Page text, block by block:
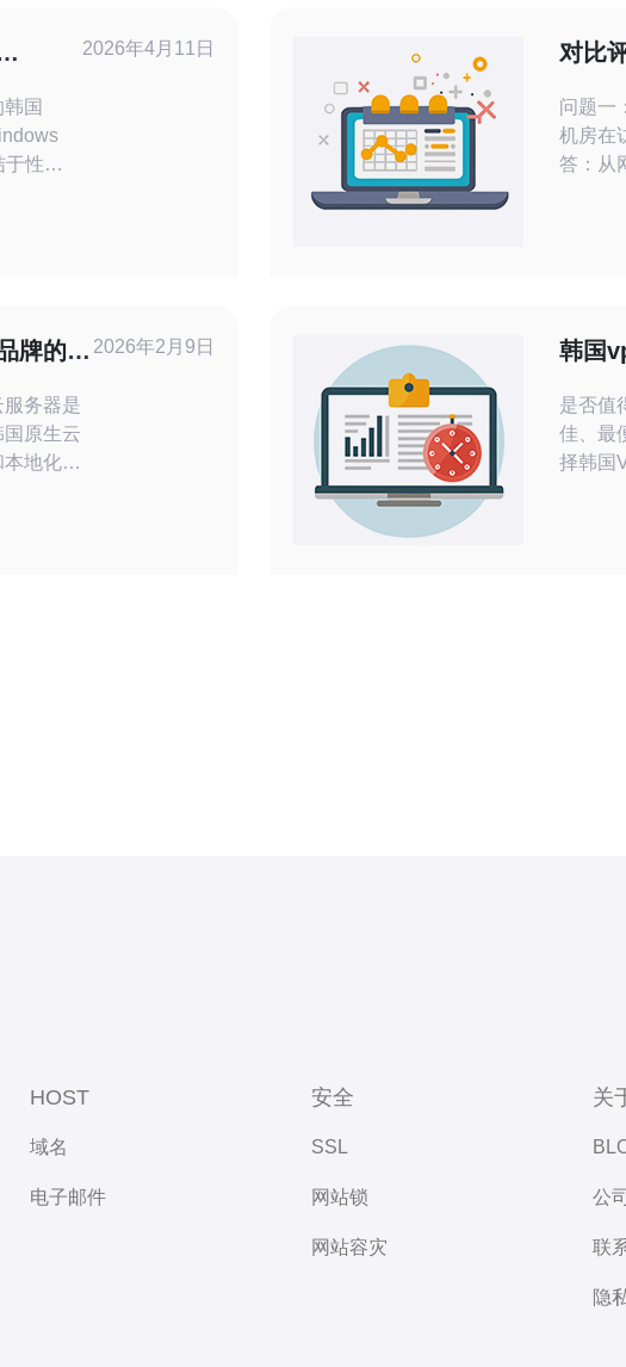
国
性能
间找到
2026年4月11日
对比
上的
问题一
机房在
答：从
路还可
尤其是
牌的优
务器是
原生云
地化服
2026年2月9日
韩国
是否值
佳、最
择韩国
HOST
域名
电子邮件
安全
SSL
网站锁
网站容灾
关
公
联
隐